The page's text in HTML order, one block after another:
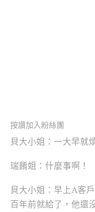
按讚加入粉絲團
貝大小姐：一大早就
瑞餚姐：什麼事啊！
貝大小姐：早上A客
百年前就給了，他還